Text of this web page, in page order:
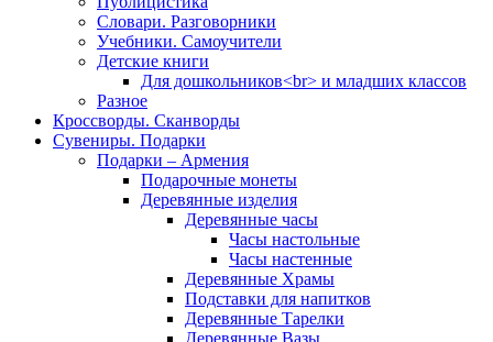
Словари. Разговорники
Учебники. Самоучители
Детские книги
Для дошкольников<br> и младших классов
Разное
Кроссворды. Сканворды
Сувениры. Подарки
Подарки – Армения
Подарочные монеты
Деревянные изделия
Деревянные часы
Часы настольные
Часы настенные
Деревянные Храмы
Подставки для напитков
Деревянные Тарелки
Деревянные Вазы